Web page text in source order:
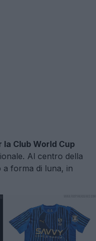
la Club World Cup
Al centro della
a forma di luna, in